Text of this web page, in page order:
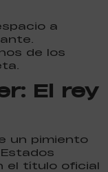
a
de los
El rey
un pimiento
el título oficial